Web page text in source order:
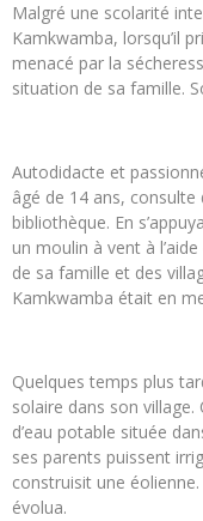
Malgré une scolarité
Kamkwamba, lorsqu’il
menacé par la
situation de sa famille.
Autodidacte et
âgé de 14 ans,
bibliothèque. En
un moulin à vent à
de sa famille et des
Kamkwamba était en
Quelques temps plus
solaire dans son village.
d’eau potable située
ses parents puissent
construisit une
évolua.